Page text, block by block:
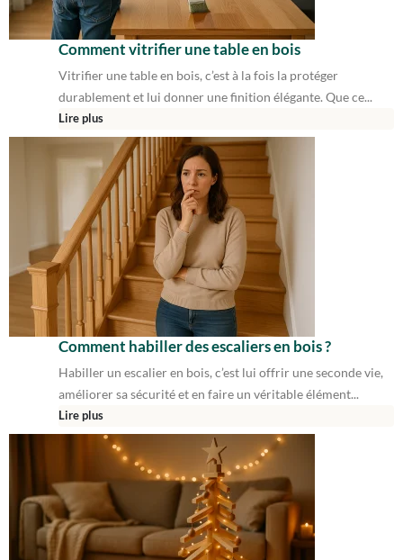
Comment vitrifier une table en bois
Vitrifier une table en bois, c’est à la fois la protéger
durablement et lui donner une finition élégante. Que ce...
Lire plus
Comment habiller des escaliers en bois ?
Habiller un escalier en bois, c’est lui offrir une seconde vie,
améliorer sa sécurité et en faire un véritable élément...
Lire plus